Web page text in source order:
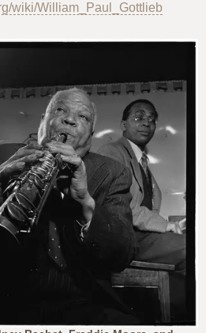
wiki/William_Paul_Gottlieb